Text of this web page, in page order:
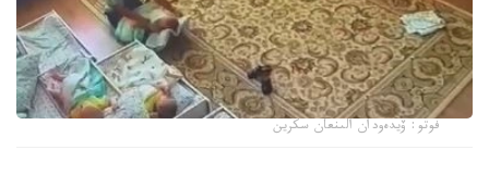
فوتو: ۆيدەودان الىنعان سكرين